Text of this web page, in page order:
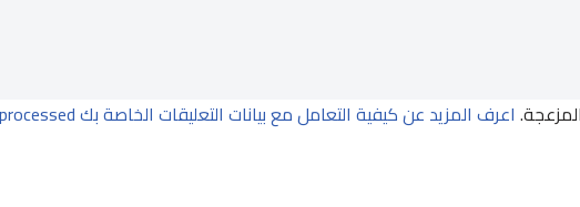
اعرف المزيد عن كيفية التعامل مع بيانات التعليقات الخاصة بك processed